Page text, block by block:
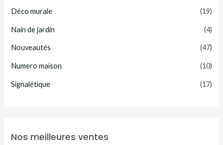
Déco murale (19)
Nain de jardin (4)
Nouveautés (47)
Numero maison (10)
Signalétique (17)
Nos meilleures ventes